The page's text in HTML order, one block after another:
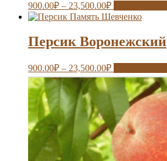
900.00₽ – 23,500.00₽
Персик Воронежский
900.00₽ – 23,500.00₽